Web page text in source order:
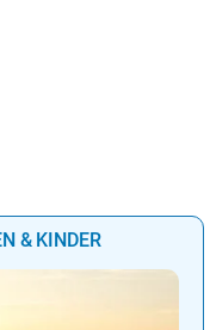
& KINDER